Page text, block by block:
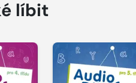
líbit
Přehrát
ukázku